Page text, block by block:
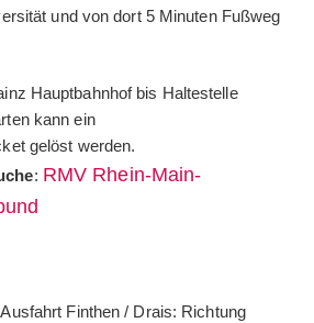
und von dort 5 Minuten Fußweg
Hauptbahnhof bis Haltestelle
kann ein
gelöst werden.
: RMV Rhein-Main-
Finthen / Drais: Richtung